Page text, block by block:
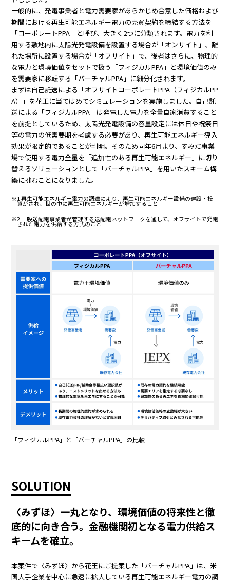
一般的に、発電事業者と電力需要家があらかじめ合意した価格および
期間における再生可能エネルギー電力の売買契約を締結する方法を
「コーポレートPPA」と呼び、大きく2つに分類されます。電力を利
用する敷地内に太陽光発電設備を設置する場合が「オンサイト」、離
れた場所に設置する場合が「オフサイト」で、後者はさらに、物理的
な電力と環境価値をセットで扱う「フィジカルPPA」と環境価値のみ
を需要家に移転する「バーチャルPPA」に細分化されます。
まずは自己託送による「オフサイトコーポレートPPA（フィジカルPP
A）」を花王に当てはめてシミュレーションを実施しました。自己託
送による「フィジカルPPA」は発電した電力を全量自家消費すること
を前提としているため、太陽光発電設備の容量設定には休日や祝祭日
等の電力の低需要期を考慮する必要があり、再生可能エネルギー導入
効果が限定的であることが判明。そのため同年6月より、すみだ事業
場で使用する電力全量を「追加性のある再生可能エネルギー」に切り
替えるソリューションとして「バーチャルPPA」を用いたスキーム構
築に挑むことになりました。
※1 再生可能エネルギー電力の調達により、再生可能エネルギー設備の建設・投
資がされ、世の中に再生可能エネルギーが増加すること
※2 一般送配電事業者が管理する送配電ネットワークを通して、オフサイトで発電
された電力を供給する方式のこと
「フィジカルPPA」と「バーチャルPPA」の比較
SOLUTION
〈みずほ〉一丸となり、環境価値の将来性と徹
底的に向き合う。金融機関初となる電力供給ス
キームを確立。
本案件で〈みずほ〉から花王にご提案した「バーチャルPPA」は、米
国大手企業を中心に急速に拡大している再生可能エネルギー電力の調